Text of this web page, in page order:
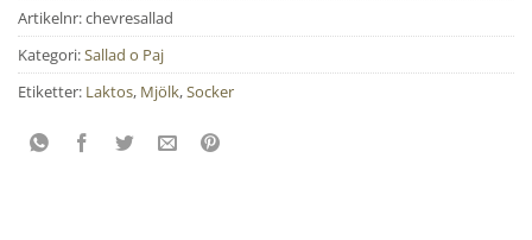
Artikelnr:chevresallad
Kategori:Sallad o Paj
Etiketter: Laktos, Mjölk,Socker